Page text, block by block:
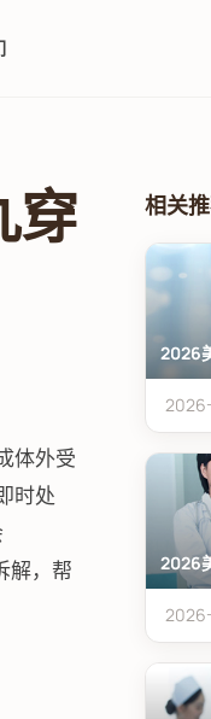
穿
体外受
时处
解，帮
相关
2026
2026